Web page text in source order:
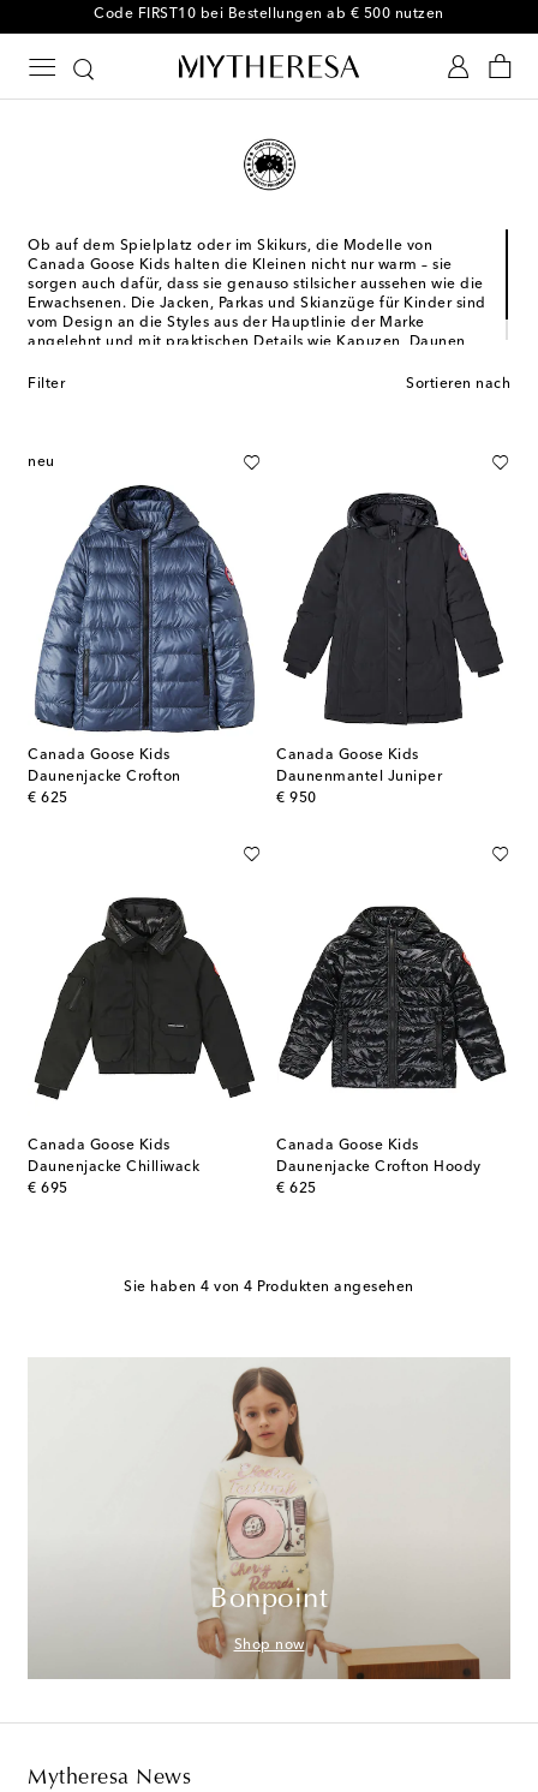
Code FIRST10 bei Bestellungen ab € 500 nutzen
Ob auf dem Spielplatz oder im Skikurs, die Modelle von
Canada Goose Kids halten die Kleinen nicht nur warm – sie
sorgen auch dafür, dass sie genauso stilsicher aussehen wie die
Erwachsenen. Die Jacken, Parkas und Skianzüge für Kinder sind
vom Design an die Styles aus der Hauptlinie der Marke
angelehnt und mit praktischen Details wie Kapuzen, Daunen
Filter
Sortieren nach
neu
Canada Goose Kids
Daunenjacke Crofton
€ 625
original price
Canada Goose Kids
Daunenmantel Juniper
€ 950
original price
Canada Goose Kids
Daunenjacke Chilliwack
€ 695
original price
Canada Goose Kids
Daunenjacke Crofton Hoody
€ 625
original price
Sie haben 4 von 4 Produkten angesehen
Bonpoint
Shop now
Mytheresa News